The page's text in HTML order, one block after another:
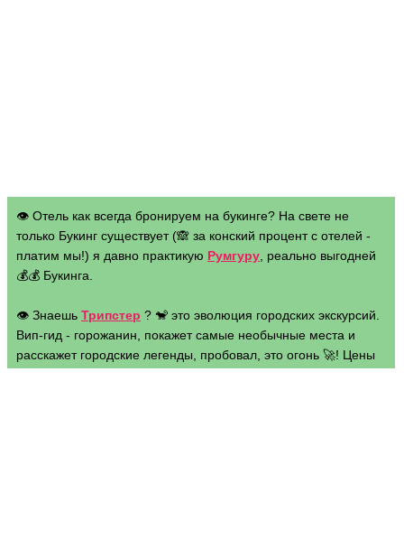
👁 Отель как всегда бронируем на букинге? На свете не
только Букинг существует (🙈 за конский процент с отелей -
платим мы!) я давно практикую Румгуру , реально выгодней
💰💰 Букинга.
👁 Знаешь Трипстер ? 🐒 это эволюция городских экскурсий.
Вип-гид - горожанин, покажет самые необычные места и
расскажет городские легенды, пробовал, это огонь 🚀! Цены